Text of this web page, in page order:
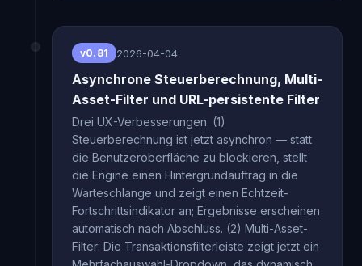
v0.81 2026-04-04
Asynchrone Steuerberechnung, Multi-
Asset-Filter und URL-persistente Filter
Drei UX-Verbesserungen. (1)
Steuerberechnung ist jetzt asynchron — statt
die Benutzeroberfläche zu blockieren, stellt
die Engine einen Hintergrundauftrag in die
Warteschlange und zeigt einen Echtzeit-
Fortschrittsindikator an; Ergebnisse erscheinen
automatisch nach Abschluss. (2) Multi-Asset-
Filter: Die Transaktionsfilterleiste zeigt jetzt ein